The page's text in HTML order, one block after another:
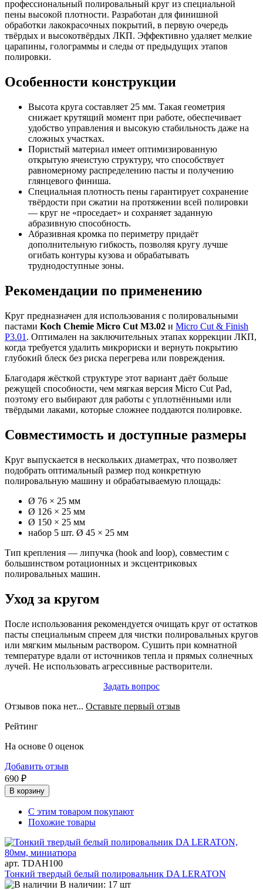
профессиональный полировальный круг из специальной
пены высокой плотности. Разработан для финишной
обработки лакокрасочных покрытий, в первую очередь
твёрдых и высокотвёрдых ЛКП. Эффективно удаляет мелкие
царапины, голограммы и следы от предыдущих этапов
полировки.
Особенности конструкции
Высота круга составляет 25 мм. Такая геометрия
снижает крутящий момент при работе, обеспечивает
удобство управления и высокую стабильность даже на
сложных участках.
Пористый материал имеет оптимизированную
открытую ячеистую структуру, что способствует
равномерному распределению пасты и получению
глянцевого финиша.
Специальная плотность пены гарантирует сохранение
твёрдости при сжатии на протяжении всей полировки
— круг не «проседает» и сохраняет заданную
абразивную способность.
Абразивная кромка по периметру придаёт
дополнительную гибкость, позволяя кругу лучше
огибать контуры кузова и обрабатывать
труднодоступные зоны.
Рекомендации по применению
Круг предназначен для использования с полировальными
пастами Koch Chemie Micro Cut M3.02 и Micro Cut & Finish
P3.01 . Оптимален на заключительных этапах коррекции ЛКП,
когда требуется удалить микрориски и вернуть покрытию
глубокий блеск без риска перегрева или повреждения.
Благодаря жёсткой структуре этот вариант даёт больше
режущей способности, чем мягкая версия Micro Cut Pad,
поэтому его выбирают для работы с уплотнёнными или
твёрдыми лаками, которые сложнее поддаются полировке.
Совместимость и доступные размеры
Круг выпускается в нескольких диаметрах, что позволяет
подобрать оптимальный размер под конкретную
полировальную машину и обрабатываемую площадь:
Ø 76 × 25 мм
Ø 126 × 25 мм
Ø 150 × 25 мм
набор 5 шт. Ø 45 × 25 мм
Тип крепления — липучка (hook and loop), совместим с
большинством ротационных и эксцентриковых
полировальных машин.
Уход за кругом
После использования рекомендуется очищать круг от остатков
пасты специальным спреем для чистки полировальных кругов
или мягким мыльным раствором. Сушить при комнатной
температуре вдали от источников тепла и прямых солнечных
лучей. Не использовать агрессивные растворители.
Задать вопрос
Отзывов пока нет... Оставьте первый отзыв
Рейтинг
На основе 0 оценок
Добавить отзыв
690 ₽
В корзину
С этим товаром покупают
Похожие товары
арт. TDAH100
Тонкий твердый белый полировальник DA LERATON
В наличии: 17 шт